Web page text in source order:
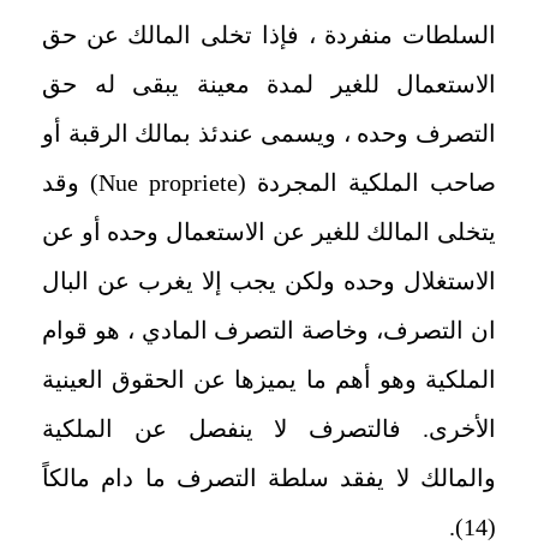
السلطات منفردة ، فإذا تخلى المالك عن حق
الاستعمال للغير لمدة معينة يبقى له حق
التصرف وحده ، ويسمى عندئذ بمالك الرقبة أو
صاحب الملكية المجردة (Nue propriete) وقد
يتخلى المالك للغير عن الاستعمال وحده أو عن
الاستغلال وحده ولكن يجب إلا يغرب عن البال
ان التصرف، وخاصة التصرف المادي ، هو قوام
الملكية وهو أهم ما يميزها عن الحقوق العينية
الأخرى. فالتصرف لا ينفصل عن الملكية
والمالك لا يفقد سلطة التصرف ما دام مالكاً
(14).